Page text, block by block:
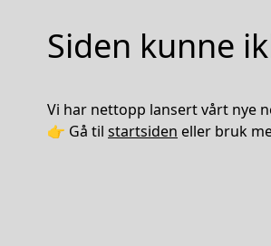
Siden kunne
Vi har nettopp lansert vårt nye
👉 Gå til startsiden eller bruk